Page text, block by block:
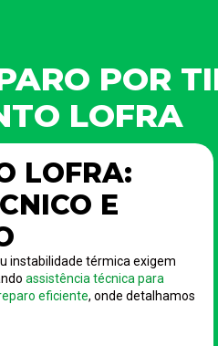
POR
LOFRA
LOFRA:
E
instabilidade térmica exigem
assistência técnica para
eficiente, onde detalhamos